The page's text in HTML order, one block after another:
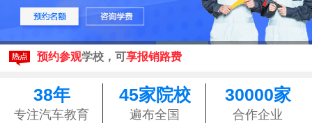
现在报名
享3500元助学金
预约参观学校，可享报销路费
现在报名享3500元助学金
学校，可
38年
专注汽车教育
45家院校
遍布全国
30000家
合作企业